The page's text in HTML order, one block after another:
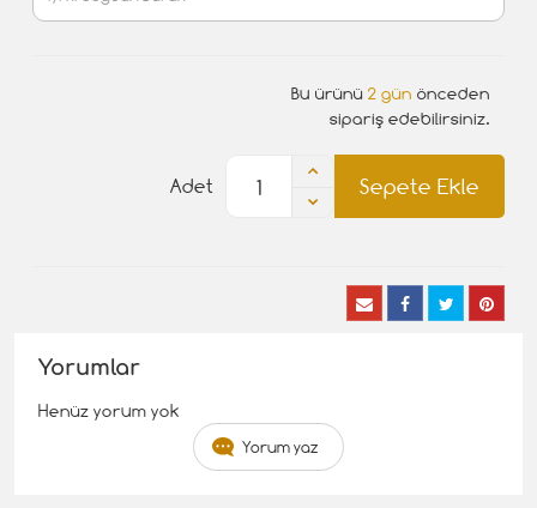
Bu ürünü 2 gün önceden
sipariş edebilirsiniz.
Sepete Ekle
Adet
Yorumlar
Henüz yorum yok
Yorum yaz